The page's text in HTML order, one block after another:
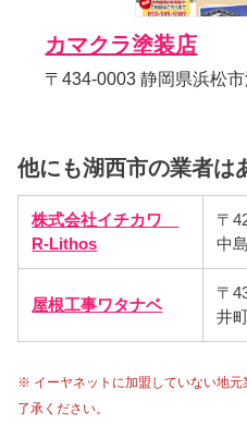
カマクラ塗装店
〒434-0003 静岡県浜松
他にも湖西市の業者は
株式会社イチカワ
R-Lithos
〒
中
屋根工事ワタナベ
〒
井
※ イーヤネットに加盟していない地
了承ください。